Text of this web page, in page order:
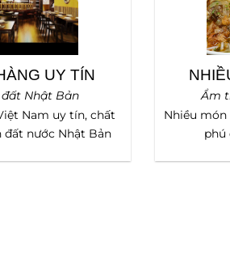
UY TÍN
đất Nhật Bản
Nam uy tín, chất
đất nước Nhật Bản
Ẩm
Nhiều
phú